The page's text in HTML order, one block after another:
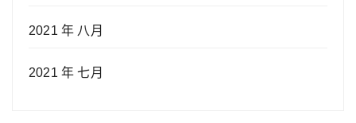
2021 年 八月
2021 年 七月